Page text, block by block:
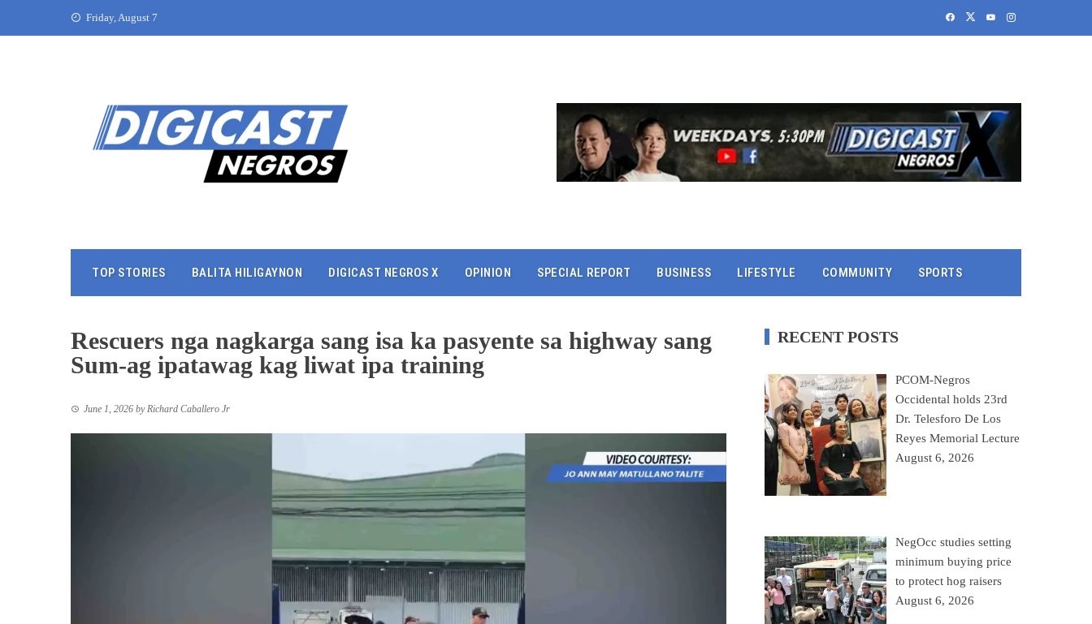
Friday, August 7
TOP STORIES BALITA HILIGAYNON DIGICAST NEGROS X OPINION SPECIAL REPORT BUSINESS LIFESTYLE COMMUNITY SPORTS
Rescuers nga nagkarga sang isa ka pasyente sa highway sang
Sum-ag ipatawag kag liwat ipa training
June 1, 2026 byRichard Caballero Jr
RECENT POSTS
PCOM-Negros
Occidental holds 23rd
Dr. Telesforo De Los
Reyes Memorial Lecture
August 6, 2026
NegOcc studies setting
minimum buying price
to protect hog raisers
August 6, 2026